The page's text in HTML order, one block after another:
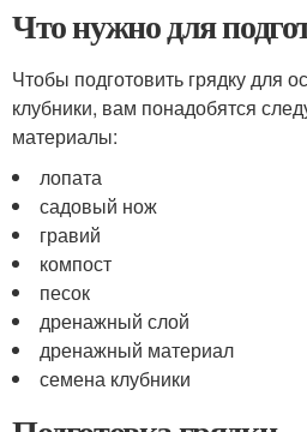
Что нужно для
Чтобы подготовить грядку для
клубники, вам понадобятся
материалы:
лопата
садовый нож
гравий
компост
песок
дренажный слой
дренажный материал
семена клубники